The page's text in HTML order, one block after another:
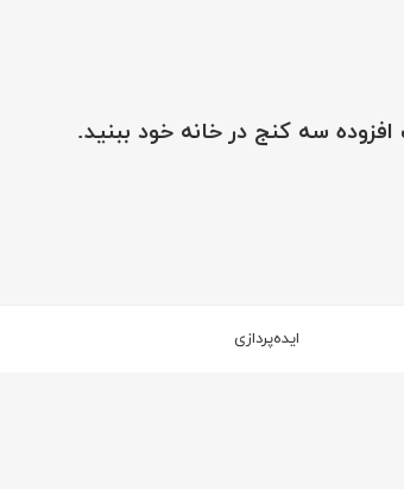
افزوده سه کنج در خانه خود ببنید.
ایده‌پردازی